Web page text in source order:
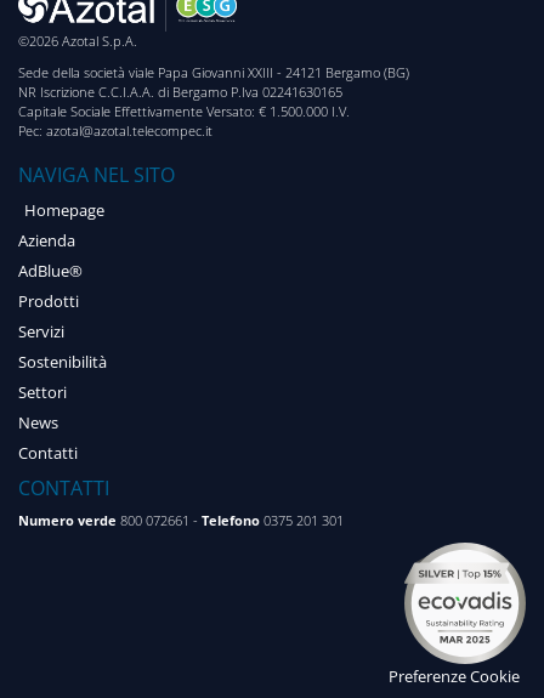
©2026 Azotal S.p.A.
Sede della società viale Papa Giovanni XXIII - 24121 Bergamo (BG)
NR Iscrizione C.C.I.A.A. di Bergamo P.Iva 02241630165
Capitale Sociale Effettivamente Versato: € 1.500.000 I.V.
Pec: azotal@azotal.telecompec.it
NAVIGA NEL SITO
Homepage
Azienda
AdBlue®
Prodotti
Servizi
Sostenibilità
Settori
News
Contatti
CONTATTI
Numero verde 800 072661 - Telefono 0375 201 301
Preferenze Cookie